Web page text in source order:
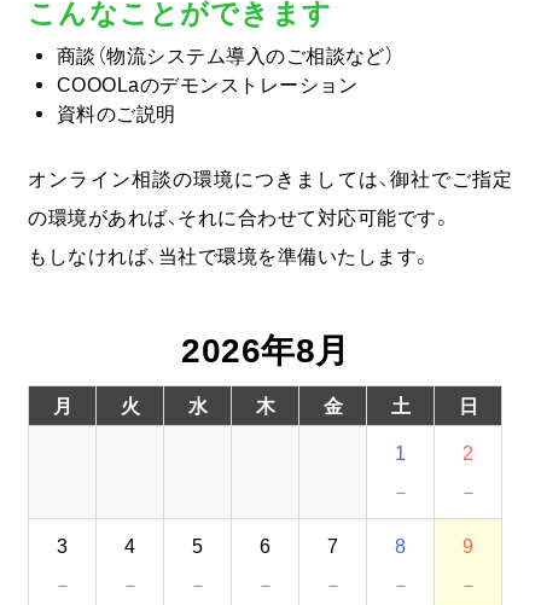
予測・最適化ソリューション
コラム
コンサルティング
ニュース
03-6261-3694
（平日：9:00 - 17:00）
こんなことができます
商談（物流システム導入のご相談など）
COOOLaのデモンストレーション
資料のご説明
オンライン相談の環境につきましては、御社でご指定
の環境があれば、それに合わせて対応可能です。
もしなければ、当社で環境を準備いたします。
2026年8月
月 火 水 木 金 土 日
1
－
2
－
3
－
4
－
5
－
6
－
7
－
8
－
9
－